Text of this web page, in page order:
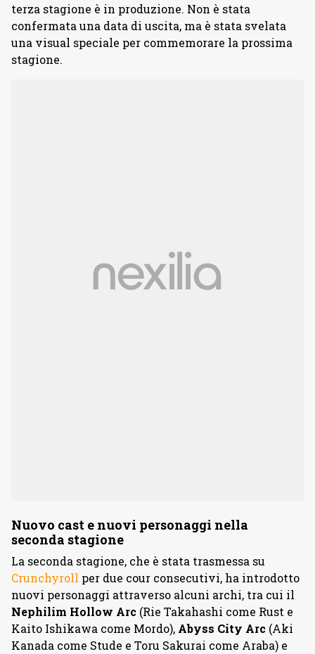
terza stagione è in produzione. Non è stata
confermata una data di uscita, ma è stata svelata
una visual speciale per commemorare la prossima
stagione.
Nuovo cast e nuovi personaggi nella
seconda stagione
La seconda stagione, che è stata trasmessa su
Crunchyroll per due cour consecutivi, ha introdotto
nuovi personaggi attraverso alcuni archi, tra cui il
Nephilim Hollow Arc (Rie Takahashi come Rust e
Kaito Ishikawa come Mordo), Abyss City Arc (Aki
Kanada come Stude e Toru Sakurai come Araba) e